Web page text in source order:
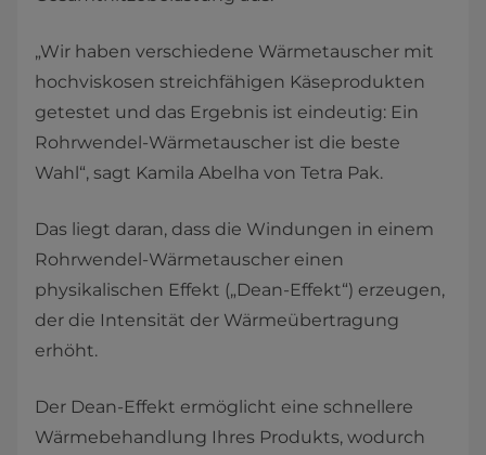
„Wir haben verschiedene Wärmetauscher mit
hochviskosen streichfähigen Käseprodukten
getestet und das Ergebnis ist eindeutig: Ein
Rohrwendel-Wärmetauscher ist die beste
Wahl“, sagt Kamila Abelha von Tetra Pak.
Das liegt daran, dass die Windungen in einem
Rohrwendel-Wärmetauscher einen
physikalischen Effekt („Dean-Effekt“) erzeugen,
der die Intensität der Wärmeübertragung
erhöht.
Der Dean-Effekt ermöglicht eine schnellere
Wärmebehandlung Ihres Produkts, wodurch